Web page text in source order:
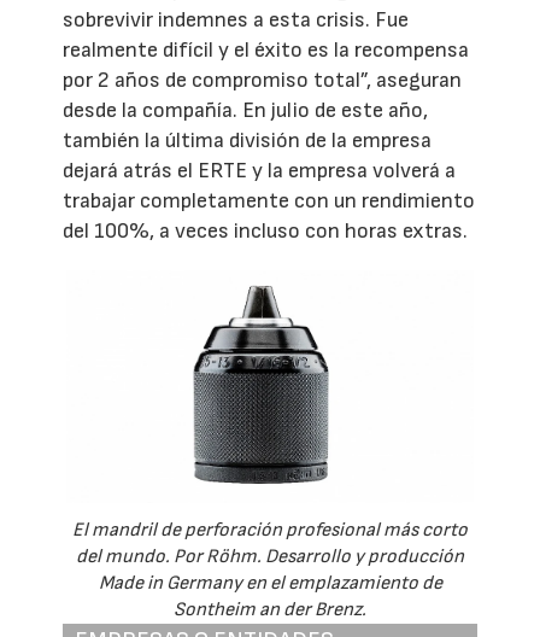
sobrevivir indemnes a esta crisis. Fue
realmente difícil y el éxito es la recompensa
por 2 años de compromiso total”, aseguran
desde la compañía. En julio de este año,
también la última división de la empresa
dejará atrás el ERTE y la empresa volverá a
trabajar completamente con un rendimiento
del 100%, a veces incluso con horas extras.
El mandril de perforación profesional más corto
del mundo. Por Röhm. Desarrollo y producción
Made in Germany en el emplazamiento de
Sontheim an der Brenz.